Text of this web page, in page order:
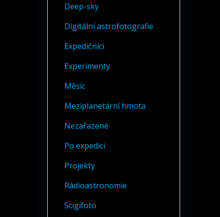
Deep-sky
Digitální astrofotografie
Expedičníci
Experimenty
Měsíc
Meziplanetární hmota
Nezařazené
Po expedici
Projekty
Rádioastronomie
Scigifoto